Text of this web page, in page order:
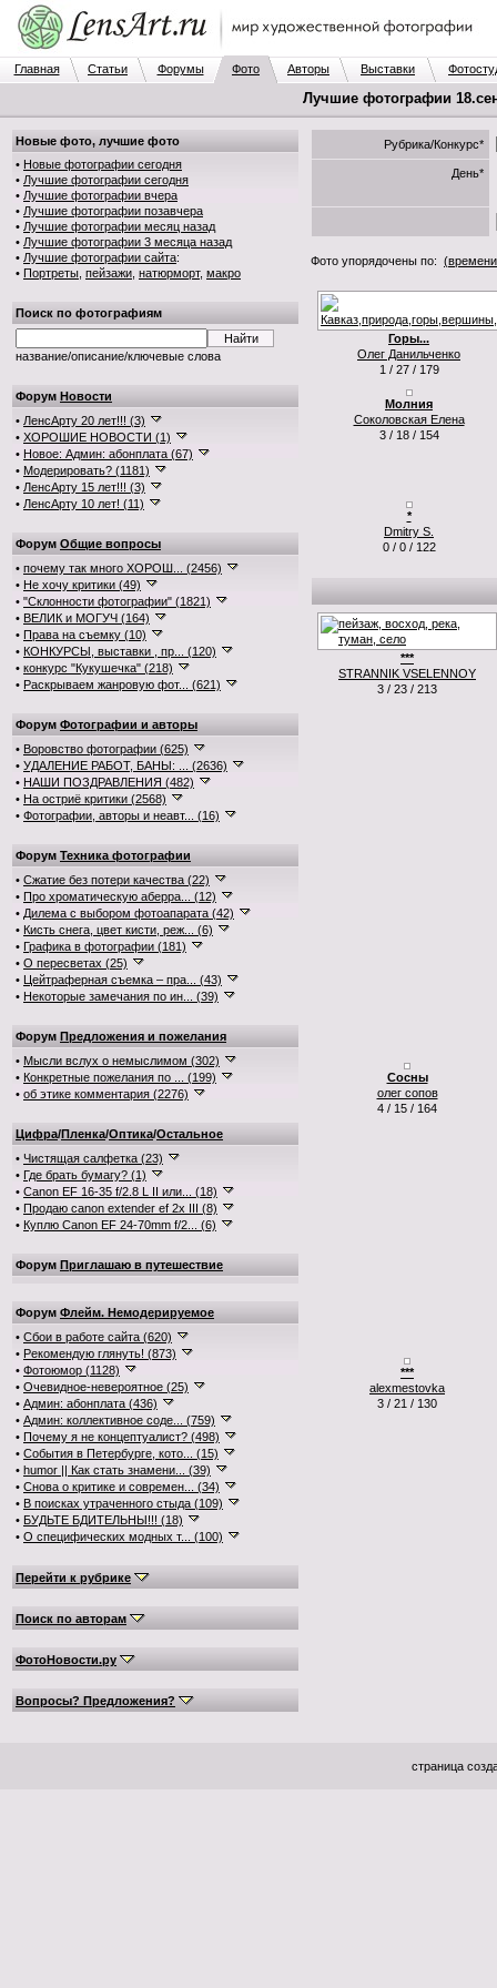
Главная Статьи Форумы Фото Авторы Выставки
Лучшие фотографии
Новые фото, лучшие фото
• Новые фотографии сегодня
• Лучшие фотографии сегодня
• Лучшие фотографии вчера
• Лучшие фотографии позавчера
• Лучшие фотографии месяц назад
• Лучшие фотографии 3 месяца назад
• Лучшие фотографии сайта:
• Портреты пейзажи натюрморт, макро
Поиск по фотографиям
название/описание/ключевые слова
Форум Новости
• ЛенсАрту 20 лет!!! (3)
• ХОРОШИЕ НОВОСТИ (1)
• Новое: Админ: абонплата (67)
• Модерировать? (1181)
• ЛенсАрту 15 лет!!! (3)
• ЛенсАрту 10 лет! (11)
Форум Общие вопросы
• почему так много ХОРОШ... (2456)
• Не хочу критики (49)
• "Склонности фотографии" (1821)
• ВЕЛИК и МОГУЧ (164)
• Права на съемку (10)
• КОНКУРСЫ, выставки , пр... (120)
• конкурс "Кукушечка" (218)
• Раскрываем жанровую фот... (621)
Форум Фотографии и авторы
• Воровство фотографии (625)
• УДАЛЕНИЕ РАБОТ, БАНЫ: ... (2636)
• НАШИ ПОЗДРАВЛЕНИЯ (482)
• На остриё критики (2568)
• Фотографии, авторы и неавт... (16)
Форум Техника фотографии
• Сжатие без потери качества (22)
• Про хроматическую аберра... (12)
• Дилема с выбором фотоапарата (42)
• Кисть снега, цвет кисти, реж... (6)
• Графика в фотографии (181)
• О пересветах (25)
• Цейтраферная съемка – пра... (43)
• Некоторые замечания по ин... (39)
Форум Предложения и пожелания
• Мысли вслух о немыслимом (302)
• Конкретные пожелания по ... (199)
• об этике комментария (2276)
Цифра/Пленка/Оптика/Остальное
• Чистящая салфетка (23)
• Где брать бумагу? (1)
• Canon EF 16-35 f/2.8 L II или... (18)
• Продаю canon extender ef 2x III (8)
• Куплю Canon EF 24-70mm f/2... (6)
Форум Приглашаю в путешествие
Форум Флейм. Немодерируемое
• Сбои в работе сайта (620)
• Рекомендую глянуть! (873)
• Фотоюмор (1128)
• Очевидное-невероятное (25)
• Админ: абонплата (436)
• Админ: коллективное соде... (759)
• Почему я не концептуалист? (498)
• События в Петербурге, кото... (15)
• humor || Как стать знамени... (39)
• Снова о критике и современ... (34)
• В поисках утраченного стыда (109)
• БУДЬТЕ БДИТЕЛЬНЫ!!! (18)
• О специфических модных т... (100)
Перейти к рубрике
Поиск по авторам
ФотоНовости.ру
Вопросы? Предложения?
Рубрика/Конкурс*
День*
Фото упорядочены по: (времени
Горы...
Олег Данильченко
1 / 27 / 179
Молния
Соколовская Елена
3 / 18 / 154
*
Dmitry S.
0 / 0 / 122
***
STRANNIK VSELENNOY
3 / 23 / 213
Сосны
олег сопов
4 / 15 / 164
***
alexmestovka
3 / 21 / 130
страница